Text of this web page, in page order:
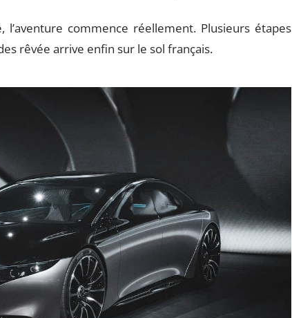
commence réellement. Plusieurs étapes
rêvée arrive enfin sur le sol français.